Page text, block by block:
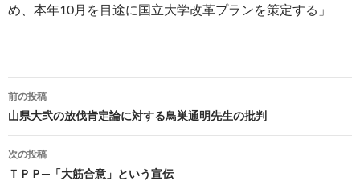
め、本年10月を目途に国立大学改革プランを策定する」
投
稿
ナ
ビ
前の投稿
山県大弐の放伐肯定論に対する鳥巣通明先生の批判
次の投稿
ＴＰＰ─「大筋合意」という宣伝